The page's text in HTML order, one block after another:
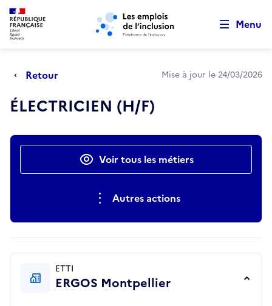
Aller au menu principal Aller au contenu principal
Menu
Retour Mise à jour le 24/03/2026
ÉLECTRICIEN (H/F)
Actions rapidesVoir tous les métiers
Autres actions
ETTI
ERGOS Montpellier
Retour au début de la page
Panneau de gestion des cookies